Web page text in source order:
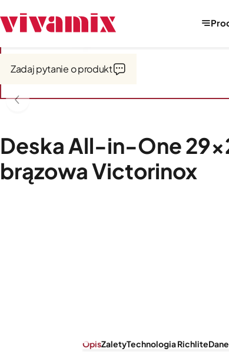
Narzędzia i akcesoria kuchenne
Deska All-in-One
brązowa Victorinox
Zadaj pytanie o produkt
OpisZaletyTechnologia Richlite